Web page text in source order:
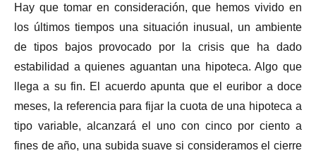
Hay que tomar en consideración, que hemos vivido en
los últimos tiempos una situación inusual, un ambiente
de tipos bajos provocado por la crisis que ha dado
estabilidad a quienes aguantan una hipoteca. Algo que
llega a su fin. El acuerdo apunta que el euribor a doce
meses, la referencia para fijar la cuota de una hipoteca a
tipo variable, alcanzará el uno con cinco por ciento a
fines de año, una subida suave si consideramos el cierre